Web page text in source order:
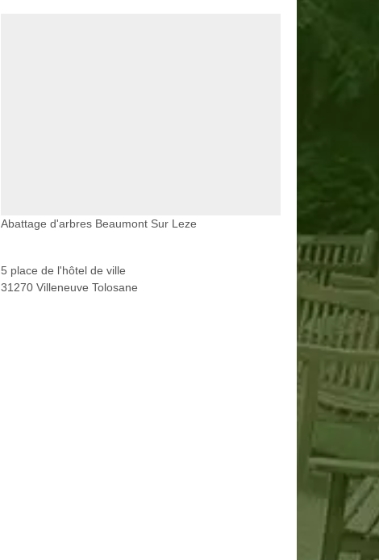
Abattage d'arbres Beaumont Sur Leze
5 place de l'hôtel de ville
31270 Villeneuve Tolosane